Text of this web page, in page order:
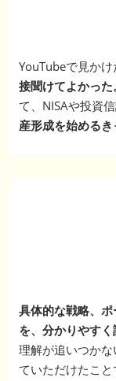
YouTubeで見か
接聞けてよかった
て、NISAや投資
産形成を始めるき
具体的な戦略、
を、分かりやすく
理解が追いつか
ていただけたこと